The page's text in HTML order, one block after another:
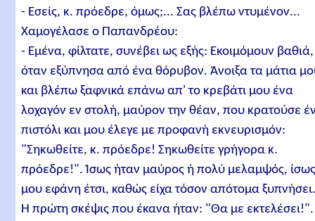
- Εσείς, κ. πρόεδρε, όμως;... Σας βλέπω ντυμένον...
Χαμογέλασε ο Παπανδρέου:
- Εμένα, φίλτατε, συνέβει ως εξής: Εκοιμόμουν βαθιά,
όταν εξύπνησα από ένα θόρυβον. Άνοιξα τα μάτια
και βλέπω ξαφνικά επάνω απ' το κρεβάτι μου ένα
λοχαγόν εν στολή, μαύρον την θέαν, που κρατούσε
πιστόλι και μου έλεγε με προφανή εκνευρισμόν:
"Σηκωθείτε, κ. πρόεδρε! Σηκωθείτε γρήγορα κ.
πρόεδρε!". Ίσως ήταν μαύρος ή πολύ μελαμψός,
μου εφάνη έτσι, καθώς είχα τόσον απότομα
Η πρώτη σκέψις που έκανα ήταν: "Θα με εκτελέσει!".